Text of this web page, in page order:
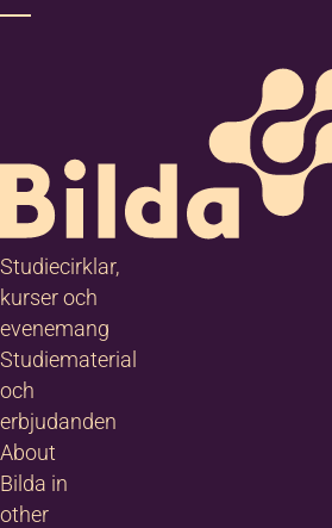
Studiecirklar,
kurser och
evenemang
Studiematerial
och
erbjudanden
About
Bilda in
other